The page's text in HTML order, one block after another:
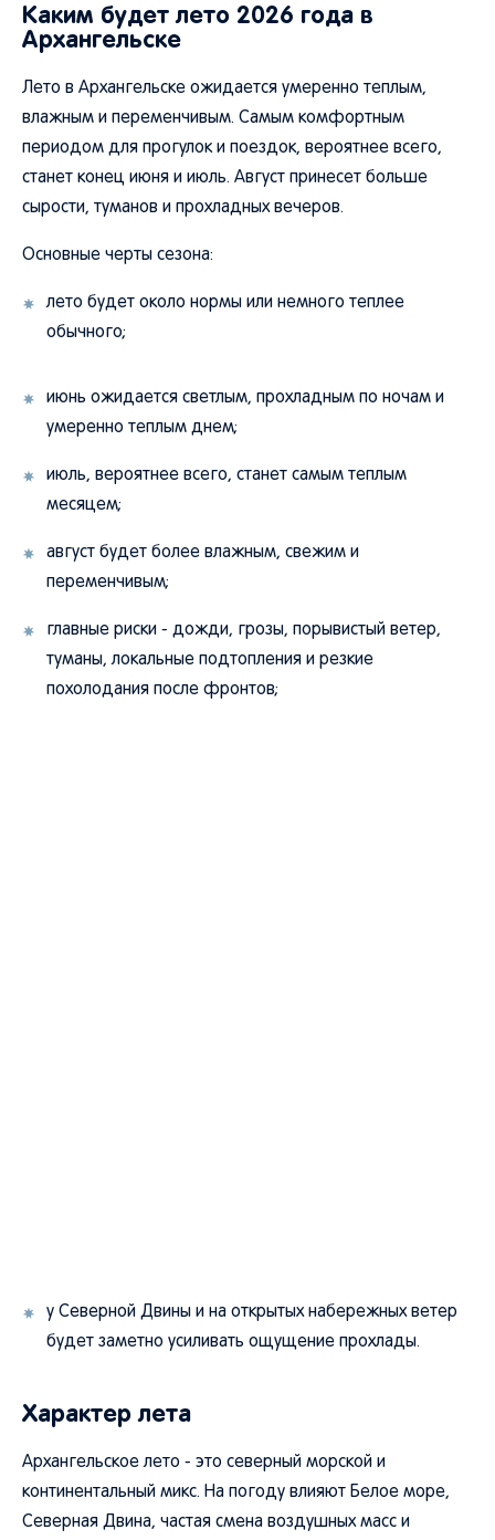
Каким будет лето 2026 года в
Архангельске
Лето в Архангельске ожидается умеренно теплым,
влажным и переменчивым. Самым комфортным
периодом для прогулок и поездок, вероятнее всего,
станет конец июня и июль. Август принесет больше
сырости, туманов и прохладных вечеров.
Основные черты сезона:
лето будет около нормы или немного теплее
обычного;
июнь ожидается светлым, прохладным по ночам и
умеренно теплым днем;
июль, вероятнее всего, станет самым теплым
месяцем;
август будет более влажным, свежим и
переменчивым;
главные риски - дожди, грозы, порывистый ветер,
туманы, локальные подтопления и резкие
похолодания после фронтов;
у Северной Двины и на открытых набережных ветер
будет заметно усиливать ощущение прохлады.
Характер лета
Архангельское лето - это северный морской и
континентальный микс. На погоду влияют Белое море,
Северная Двина, частая смена воздушных масс и